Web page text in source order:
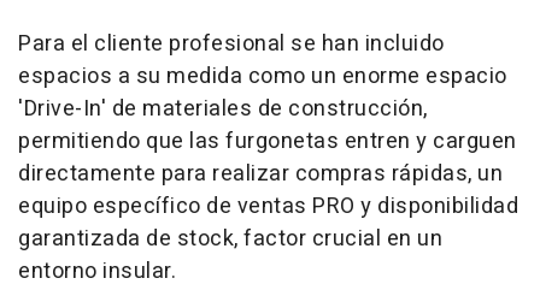
Para el cliente profesional se han incluido
espacios a su medida como un enorme espacio
'Drive-In' de materiales de construcción,
permitiendo que las furgonetas entren y carguen
directamente para realizar compras rápidas, un
equipo específico de ventas PRO y disponibilidad
garantizada de stock, factor crucial en un
entorno insular.